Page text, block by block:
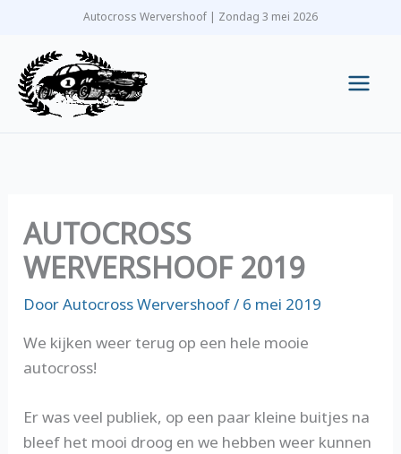
inhoud
Autocross Wervershoof | Zondag 3 mei 2026
AUTOCROSS
WERVERSHOOF 2019
DoorAutocross Wervershoof/ 6 mei 2019
We kijken weer terug op een hele mooie
autocross!
Er was veel publiek, op een paar kleine buitjes na
bleef het mooi droog en we hebben weer kunnen